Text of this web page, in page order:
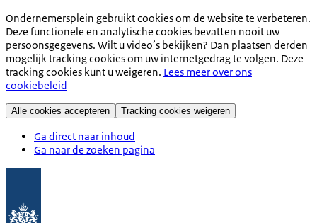
Ondernemersplein gebruikt cookies om de website te verbeteren.
Deze functionele en analytische cookies bevatten nooit uw
persoonsgegevens. Wilt u video’s bekijken? Dan plaatsen derden
mogelijk tracking cookies om uw internetgedrag te volgen. Deze
tracking cookies kunt u weigeren. Lees meer over ons
cookiebeleid
Alle cookies accepteren Tracking cookies weigeren
Ga direct naar inhoud
Ga naar de zoeken pagina